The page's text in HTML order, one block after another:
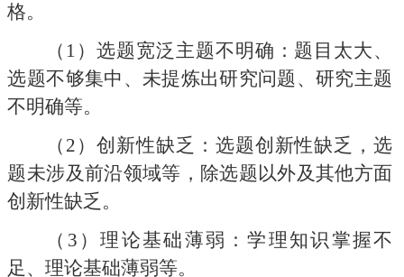
格。
（1）选题宽泛主题不明确：题目太大、
选题不够集中、未提炼出研究问题、研究主题
不明确等。
（2）创新性缺乏：选题创新性缺乏，选
题未涉及前沿领域等，除选题以外及其他方面
创新性缺乏。
（3）理论基础薄弱：学理知识掌握不
足、理论基础薄弱等。